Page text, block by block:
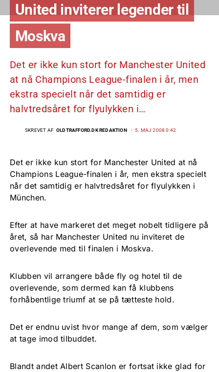
United inviterer legender til
Moskva
Det er ikke kun stort for Manchester United
at nå Champions League-finalen i år, men
ekstra specielt når det samtidig er
halvtredsåret for flyulykken i…
SKREVET AF OLDTRAFFORD.DK REDAKTION 5. MAJ 2008 0:42
Det er ikke kun stort for Manchester United at nå
Champions League-finalen i år, men ekstra specielt
når det samtidig er halvtredsåret for flyulykken i
München.
Efter at have markeret det meget nobelt tidligere på
året, så har Manchester United nu inviteret de
overlevende med til finalen i Moskva.
Klubben vil arrangere både fly og hotel til de
overlevende, som dermed kan få klubbens
forhåbentlige triumf at se på tætteste hold.
Det er endnu uvist hvor mange af dem, som vælger
at tage imod tilbuddet.
Blandt andet Albert Scanlon er fortsat ikke glad for